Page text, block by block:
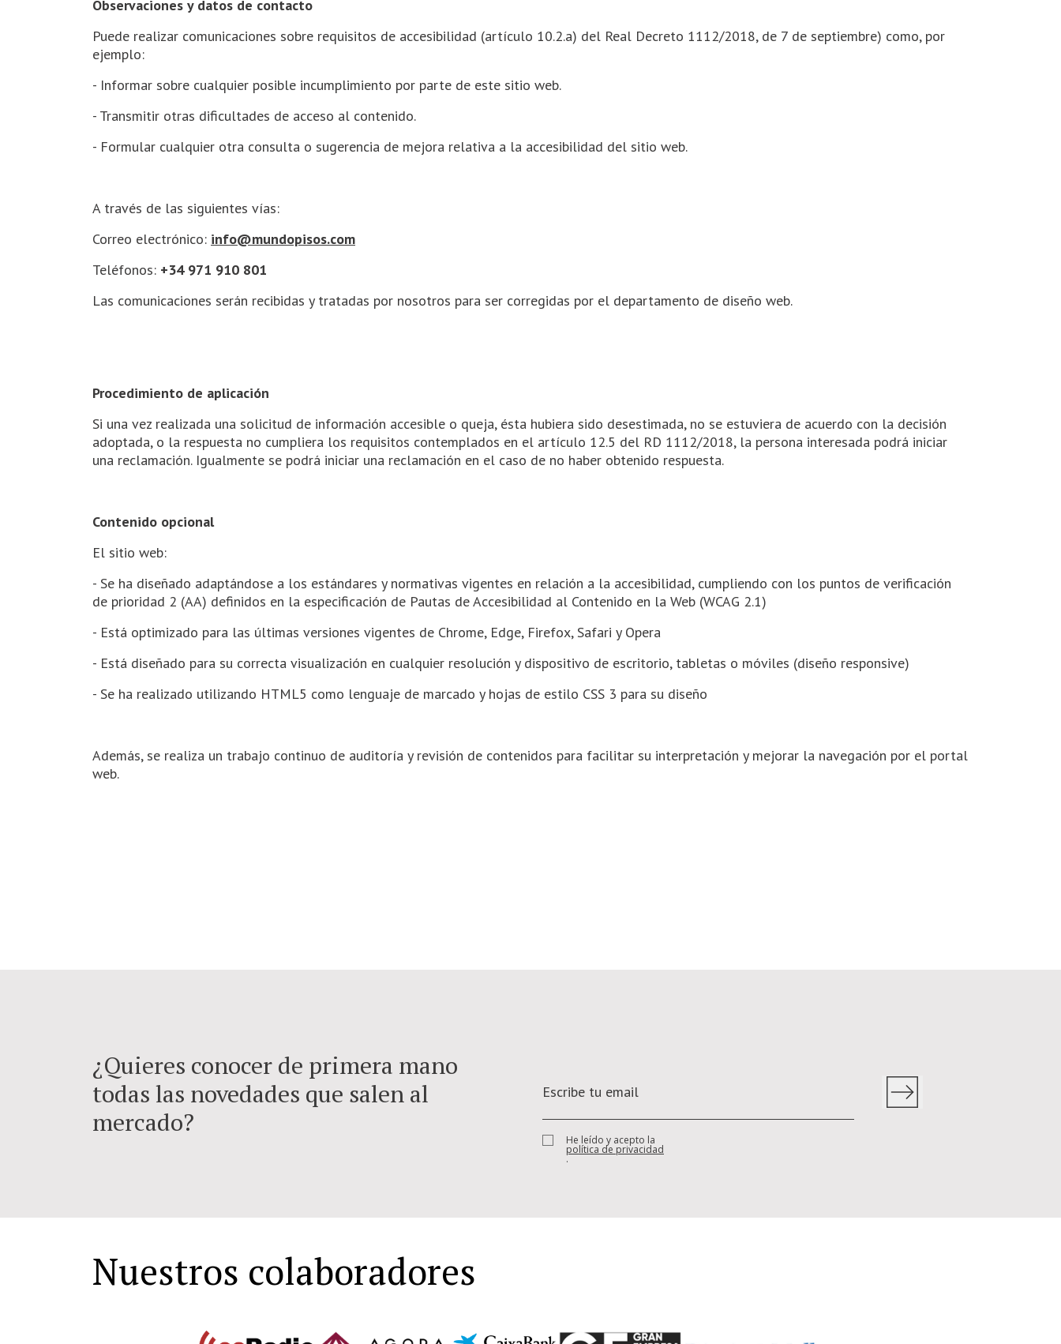
Observaciones y datos de contacto
Puede realizar comunicaciones sobre requisitos de accesibilidad (artículo 10.2.a) del Real Decreto 1112/2018, de 7 de septiembre) como, por
ejemplo:
- Informar sobre cualquier posible incumplimiento por parte de este sitio web.
- Transmitir otras dificultades de acceso al contenido.
- Formular cualquier otra consulta o sugerencia de mejora relativa a la accesibilidad del sitio web.
A través de las siguientes vías:
Correo electrónico: info@mundopisos.com
Teléfonos: +34 971 910 801
Las comunicaciones serán recibidas y tratadas por nosotros para ser corregidas por el departamento de diseño web.
Procedimiento de aplicación
Si una vez realizada una solicitud de información accesible o queja, ésta hubiera sido desestimada, no se estuviera de acuerdo con la decisión
adoptada, o la respuesta no cumpliera los requisitos contemplados en el artículo 12.5 del RD 1112/2018, la persona interesada podrá iniciar
una reclamación. Igualmente se podrá iniciar una reclamación en el caso de no haber obtenido respuesta.
Contenido opcional
El sitio web:
- Se ha diseñado adaptándose a los estándares y normativas vigentes en relación a la accesibilidad, cumpliendo con los puntos de verificación
de prioridad 2 (AA) definidos en la especificación de Pautas de Accesibilidad al Contenido en la Web (WCAG 2.1)
- Está optimizado para las últimas versiones vigentes de Chrome, Edge, Firefox, Safari y Opera
- Está diseñado para su correcta visualización en cualquier resolución y dispositivo de escritorio, tabletas o móviles (diseño responsive)
- Se ha realizado utilizando HTML5 como lenguaje de marcado y hojas de estilo CSS 3 para su diseño
Además, se realiza un trabajo continuo de auditoría y revisión de contenidos para facilitar su interpretación y mejorar la navegación por el portal
web.
¿Quieres conocer de primera mano
todas las novedades que salen al
mercado?
He leído y acepto la
política de privacidad
.
Nuestros colaboradores